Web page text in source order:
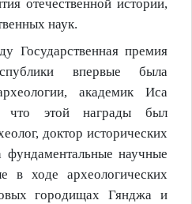
отечественной истории,
наук.
Государственная премия
впервые была
академик Иса
что этой награды был
доктор исторических
научные
в ходе археологических
городищах Гянджа и